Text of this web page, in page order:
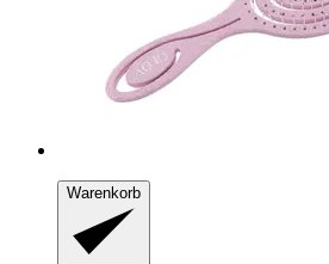
Warenkorb